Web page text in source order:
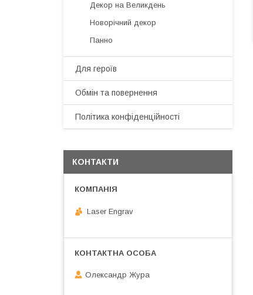
Декор на Великдень
Новорічний декор
Панно
Для героїв
Обмін та повернення
Політика конфіденційності
КОНТАКТИ
Laser Engrav
Олександр Жура